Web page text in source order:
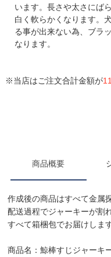
います。長さや太さにば
白く軟らかくなります。
る事が出来ない為、ブラ
なります。
※当店はご注文合計金額が
商品概要
作成後の商品はすべて金属
配送過程でジャーキーが割
すべて箱梱包でお届けします
商品名：鯨棒すじジャーキ